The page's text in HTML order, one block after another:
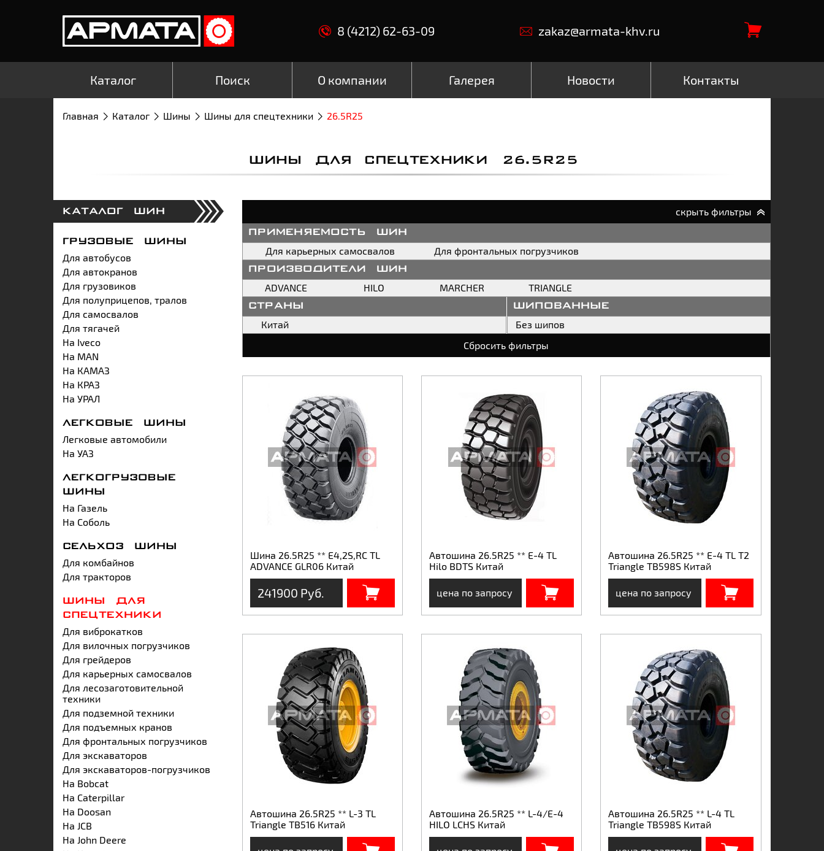
8 (4212) 62-63-09 zakaz@armata-khv.ru
Каталог Поиск О компании Галерея Новости Контакты
Главная Каталог Шины Шины для спецтехники 26.5R25
ШИНЫ ДЛЯ СПЕЦТЕХНИКИ 26.5R25
КАТАЛОГ ШИН
ГРУЗОВЫЕ ШИНЫ
Для автобусов
Для автокранов
Для грузовиков
Для полуприцепов, тралов
Для самосвалов
Для тягачей
На Iveco
На MAN
На КАМАЗ
На КРАЗ
На УРАЛ
ЛЕГКОВЫЕ ШИНЫ
Легковые автомобили
На УАЗ
ЛЕГКОГРУЗОВЫЕ
ШИНЫ
На Газель
На Соболь
СЕЛЬХОЗ ШИНЫ
Для комбайнов
Для тракторов
ШИНЫ ДЛЯ
СПЕЦТЕХНИКИ
Для виброкатков
Для вилочных погрузчиков
Для грейдеров
Для карьерных самосвалов
Для лесозаготовительной
техники
Для подземной техники
Для подъемных кранов
Для фронтальных погрузчиков
Для экскаваторов
Для экскаваторов-погрузчиков
На Bobcat
На Caterpillar
На Doosan
На JCB
На John Deere
скрыть фильтры
применяемость шин
Для карьерных самосвалов Для фронтальных погрузчиков
производители шин
ADVANCE HILO MARCHER TRIANGLE
страны
Китай
шипованные
Без шипов
Сбросить фильтры
Шина 26.5R25 ** E4,2S,RC TL
ADVANCE GLR06 Китай
241900 Руб.
Автошина 26.5R25 ** E-4 TL
Hilo BDTS Китай
цена по запросу
Автошина 26.5R25 ** E-4 TL T2
Triangle TB598S Китай
цена по запросу
Автошина 26.5R25 ** L-3 TL
Triangle TB516 Китай
Автошина 26.5R25 ** L-4/E-4
HILO LCHS Китай
Автошина 26.5R25 ** L-4 TL
Triangle TB598S Китай